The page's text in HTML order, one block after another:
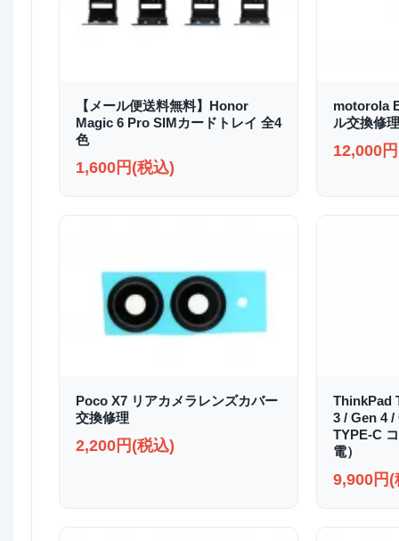
【メール便送料無料】Honor
Magic 6 Pro SIMカードトレイ 全4
色
1,600円(税込)
motorola
ル交換修
12,000
Poco X7 リアカメラレンズカバー
交換修理
2,200円(税込)
ThinkPad
3 / Gen 4
TYPE-C
電）
9,900円(